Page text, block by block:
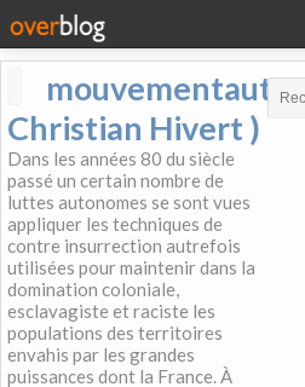
Christian Hivert )
Dans les années 80 du siècle
passé un certain nombre de
luttes autonomes se sont vues
appliquer les techniques de
contre insurrection autrefois
utilisées pour maintenir dans la
domination coloniale,
esclavagiste et raciste les
populations des territoires
envahis par les grandes
puissances dont la France. À